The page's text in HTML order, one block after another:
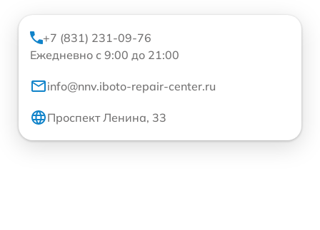
+7 (831) 231-09-76
Ежедневно с 9:00 до 21:00
info@nnv.iboto-repair-center.ru
Проспект Ленина, 33